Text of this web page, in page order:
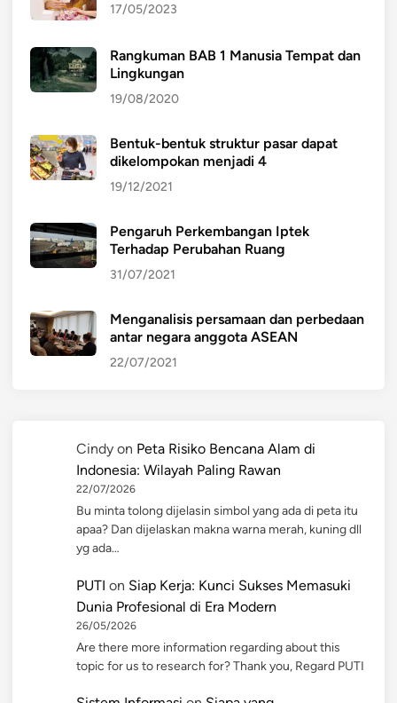
17/05/2023
Rangkuman BAB 1 Manusia Tempat dan
Lingkungan
19/08/2020
Bentuk-bentuk struktur pasar dapat
dikelompokan menjadi 4
19/12/2021
Pengaruh Perkembangan Iptek
Terhadap Perubahan Ruang
31/07/2021
Menganalisis persamaan dan perbedaan
antar negara anggota ASEAN
22/07/2021
Cindy on Peta Risiko Bencana Alam di
Indonesia: Wilayah Paling Rawan
22/07/2026
Bu minta tolong dijelasin simbol yang ada di peta itu
apaa? Dan dijelaskan makna warna merah, kuning dll
yg ada…
PUTI on Siap Kerja: Kunci Sukses Memasuki
Dunia Profesional di Era Modern
26/05/2026
Are there more information regarding about this
topic for us to research for? Thank you, Regard PUTI